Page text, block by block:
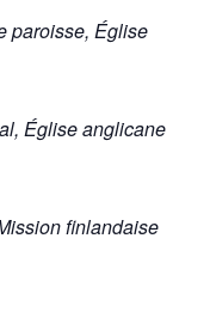
paroisse, Église
Église anglicane
finlandaise